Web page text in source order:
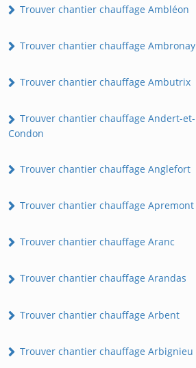
Trouver chantier chauffage Ambléon
Trouver chantier chauffage Ambronay
Trouver chantier chauffage Ambutrix
Trouver chantier chauffage Andert-et-
Condon
Trouver chantier chauffage Anglefort
Trouver chantier chauffage Apremont
Trouver chantier chauffage Aranc
Trouver chantier chauffage Arandas
Trouver chantier chauffage Arbent
Trouver chantier chauffage Arbignieu